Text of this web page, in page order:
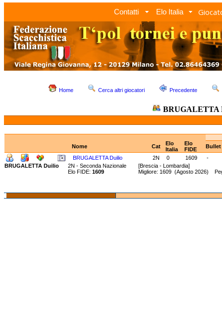
Contatti Elo Italia
Home Cerca altri giocatori Precedente
BRUGALETTA
Nome Cat
Elo
Italia
Elo
FIDE
Bullet
BRUGALETTA Duilio
2N 0 1609
-
BRUGALETTA Duilio
2N - Seconda Nazionale [Brescia - Lombardia]
Elo FIDE: 1609 Migliore: 1609 (Agosto 2026)